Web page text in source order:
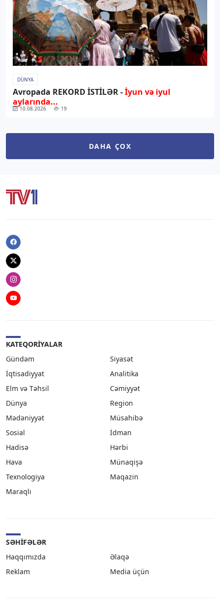
DÜNYA
Avropada REKORD İSTİLƏR -İyun və iyul
aylarında...
10.08.2026 19
DAHA ÇOX
Facebook
Twitter
Instagram
Youtube
KATEQORIYALAR
Gündəm
Siyasət
İqtisadiyyat
Analitika
Elm və Təhsil
Cəmiyyət
Dünya
Region
Mədəniyyət
Müsahibə
Sosial
İdman
Hadisə
Hərbi
Hava
Münaqişə
Texnologiya
Maqazin
Maraqlı
SƏHIFƏLƏR
Haqqımızda
Əlaqə
Reklam
Media üçün